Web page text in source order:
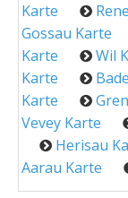
Karte
Gossau Karte
Karte
Wil
Karte
Karte
Vevey Karte
Herisau
Aarau Karte